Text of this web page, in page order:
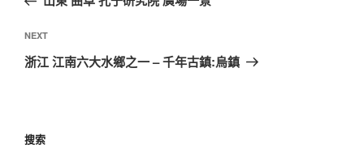
NEXT
浙江 江南六大水鄉之一 – 千年古鎮:烏鎮
搜索